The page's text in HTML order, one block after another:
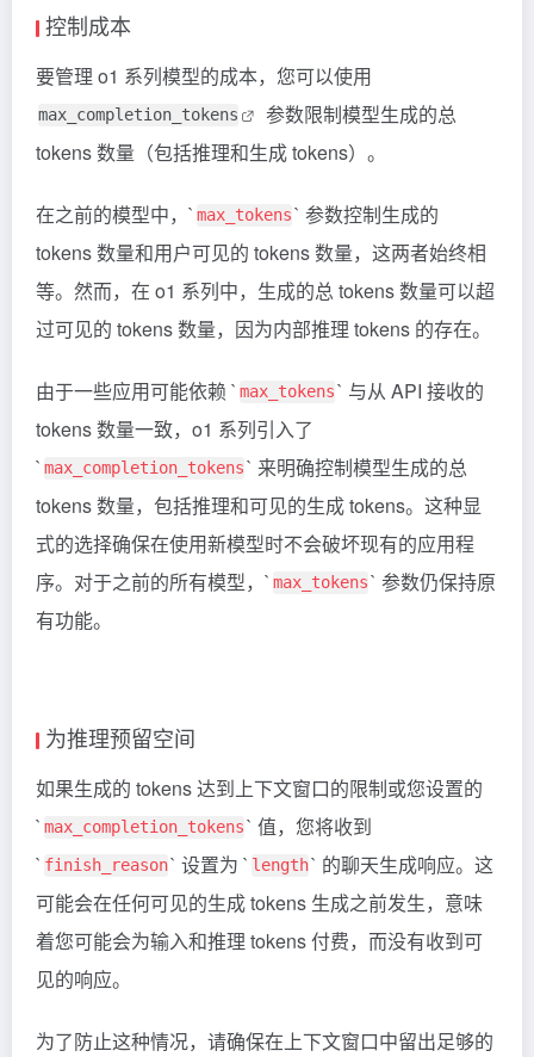
控制成本
要管理 o1 系列模型的成本，您可以使用
max_completion_tokens
参数限制模型生成的总
tokens 数量（包括推理和生成 tokens）。
在之前的模型中，` max_tokens` 参数控制生成的
tokens 数量和用户可见的 tokens 数量，这两者始终相
等。然而，在 o1 系列中，生成的总 tokens 数量可以超
过可见的 tokens 数量，因为内部推理 tokens 的存在。
由于一些应用可能依赖 ` max_tokens` 与从 API 接收的
tokens 数量一致，o1 系列引入了
` max_completion_tokens` 来明确控制模型生成的总
tokens 数量，包括推理和可见的生成 tokens。这种显
式的选择确保在使用新模型时不会破坏现有的应用程
序。对于之前的所有模型，` max_tokens` 参数仍保持原
有功能。
为推理预留空间
如果生成的 tokens 达到上下文窗口的限制或您设置的
` max_completion_tokens` 值，您将收到
` finish_reason` 设置为 ` length` 的聊天生成响应。这
可能会在任何可见的生成 tokens 生成之前发生，意味
着您可能会为输入和推理 tokens 付费，而没有收到可
见的响应。
为了防止这种情况，请确保在上下文窗口中留出足够的